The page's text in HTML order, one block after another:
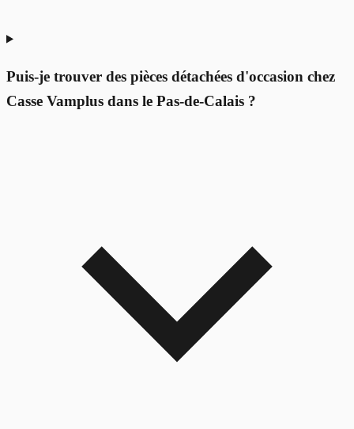
Puis-je trouver des pièces détachées d'occasion chez
Casse Vamplus dans le Pas-de-Calais ?